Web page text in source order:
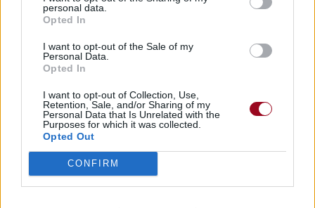
personal data.
Opted In
I want to opt-out of the Sale of my
Personal Data.
Opted In
I want to opt-out of Collection, Use,
Retention, Sale, and/or Sharing of my
Personal Data that Is Unrelated with the
Purposes for which it was collected.
Opted Out
CONFIRM